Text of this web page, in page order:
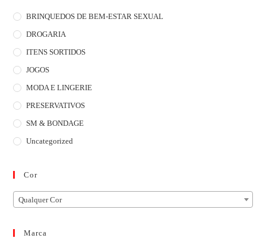
BRINQUEDOS DE BEM-ESTAR SEXUAL
DROGARIA
ITENS SORTIDOS
JOGOS
MODA E LINGERIE
PRESERVATIVOS
SM & BONDAGE
Uncategorized
Cor
Qualquer Cor
Marca